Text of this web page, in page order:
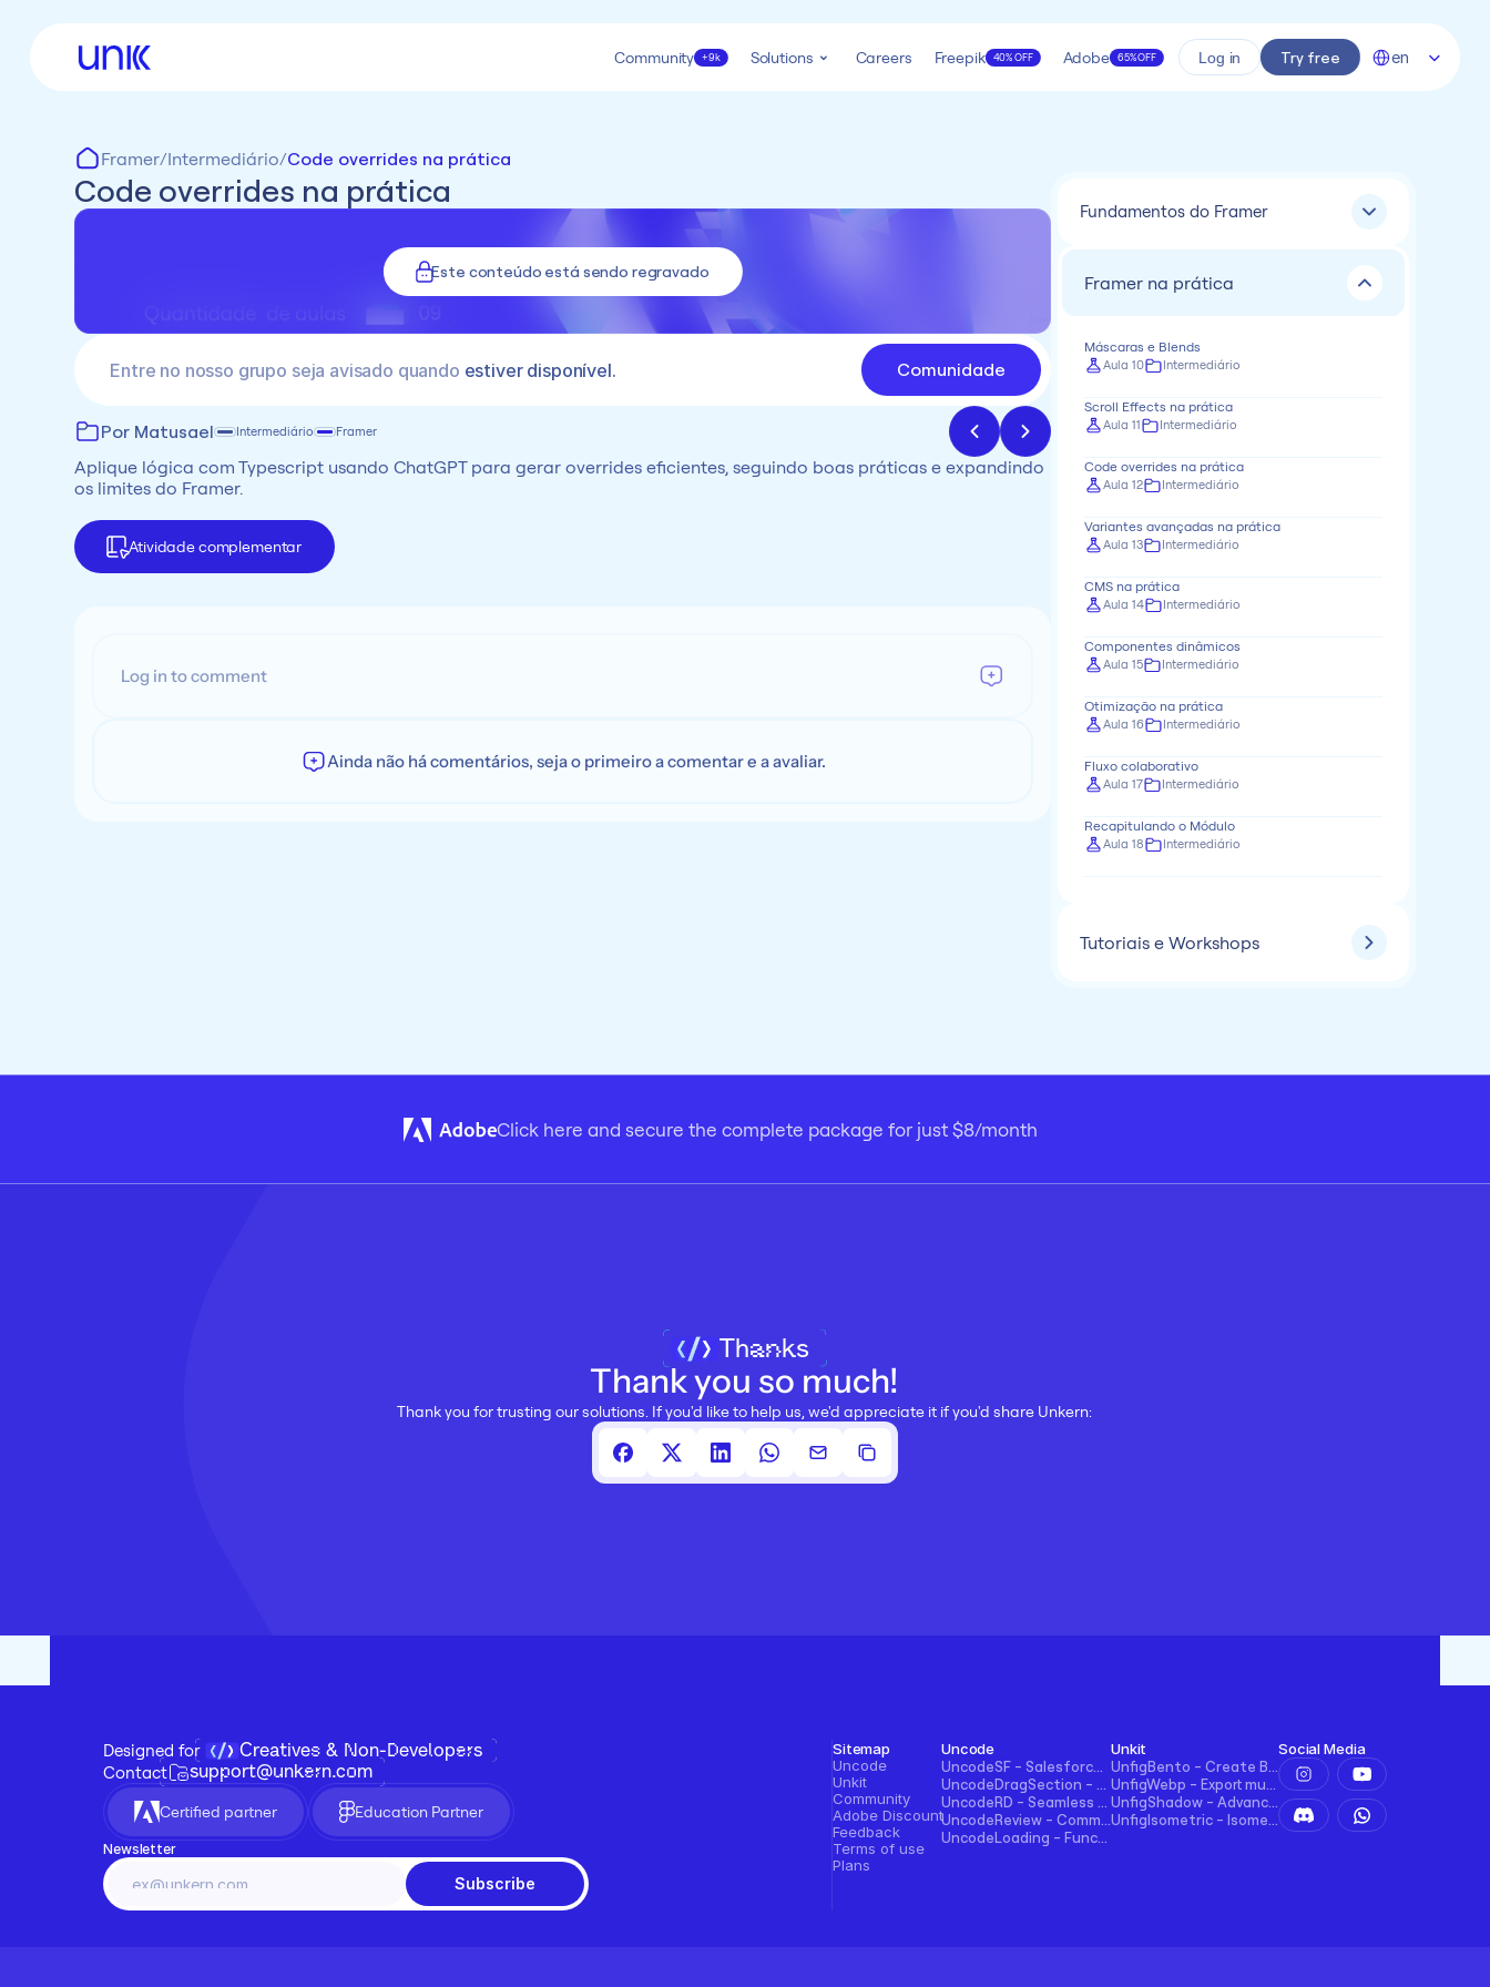
Framer/Intermediário/Code overrides na prática
Code overrides na prática
Este conteúdo está sendo regravado
Entre no nosso grupo seja avisado quando estiver disponível. Comunidade
Por Matusael Intermediário Framer
Aplique lógica com Typescript usando ChatGPT para gerar overrides eficientes, seguindo boas práticas e expandindo
os limites do Framer.
Atividade complementar
Log in to comment
Ainda não há comentários, seja o primeiro a comentar e a avaliar.
Fundamentos do Framer
Framer na prática
Máscaras e Blends
Aula 10 Intermediário
Scroll Effects na prática
Aula 11 Intermediário
Code overrides na prática
Aula 12 Intermediário
Variantes avançadas na prática
Aula 13 Intermediário
CMS na prática
Aula 14 Intermediário
Componentes dinâmicos
Aula 15 Intermediário
Otimização na prática
Aula 16 Intermediário
Fluxo colaborativo
Aula 17 Intermediário
Recapitulando o Módulo
Aula 18 Intermediário
Tutoriais e Workshops
Click here and secure the complete package for just $8/month
Thanks
Thank you so much!
Thank you for trusting our solutions. If you'd like to help us, we'd appreciate it if you'd share Unkern:
Community +9k Solutions Careers Freepik 40% OFF Adobe 65% OFF Log in Try free en
Designed for Creatives & Non-Developers
Contact support@unkern.com
Certified partner Education Partner
Newsletter
Subscribe
Sitemap
Uncode
Unkit
Community
Adobe Discount
Feedback
Terms of use
Plans
Uncode
Unkit
Social Media